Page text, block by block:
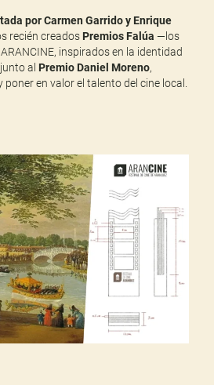
por Carmen Garrido y Enrique
recién creadosPremios Falúa —los
inspirados en la identidad
junto alPremio Daniel Moreno,
en valor el talento del cine local.